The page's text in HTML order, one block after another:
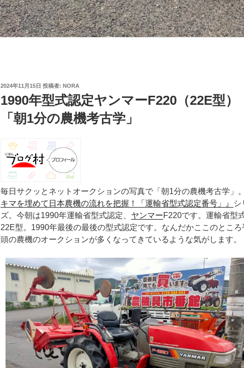
投
2024年11月15日 投稿者: NORA
1990年型式認定ヤンマーF220（22E型）
「朝1分の農機考古学」
毎日サクッとネットオークションの写真で「朝1分の農機考古学」。
キマを埋めて日本農機の流れを把握！「運輸省型式認定番号」』
シ
ズ。今朝は1990年運輸省型式認定、 ヤンマーF220です。運輸省型
22E型。1990年最後の最後の型式認定です。なんだかここのところ
頭の農機のオークションが多くなってきているような気がします。